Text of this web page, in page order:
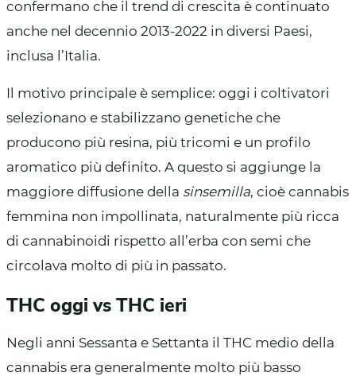
confermano che il trend di crescita è continuato
anche nel decennio 2013-2022 in diversi Paesi,
inclusa l’Italia.
Il motivo principale è semplice: oggi i coltivatori
selezionano e stabilizzano genetiche che
producono più resina, più tricomi e un profilo
aromatico più definito. A questo si aggiunge la
maggiore diffusione della sinsemilla, cioè cannabis
femmina non impollinata, naturalmente più ricca
di cannabinoidi rispetto all’erba con semi che
circolava molto di più in passato.
THC oggi vs THC ieri
Negli anni Sessanta e Settanta il THC medio della
cannabis era generalmente molto più basso